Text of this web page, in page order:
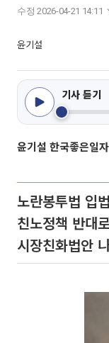
수정 2026-04-21 14:11
윤기설
기사 듣기
윤기설 한국좋은일
노란봉투법 입
친노정책 반대
시장친화법안